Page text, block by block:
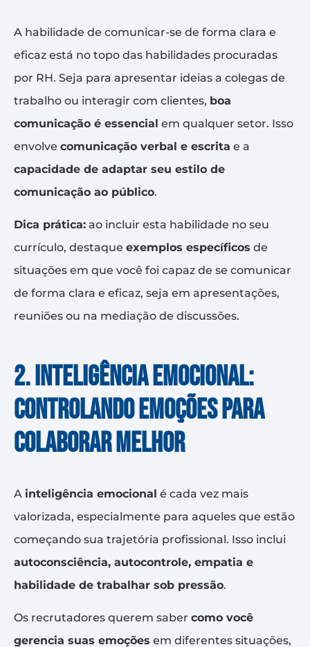
A habilidade de comunicar-se de forma clara e
eficaz está no topo das habilidades procuradas
por RH. Seja para apresentar ideias a colegas de
trabalho ou interagir com clientes, boa
comunicação é essencial em qualquer setor. Isso
envolve comunicação verbal e escrita e a
capacidade de adaptar seu estilo de
comunicação ao público.
Dica prática: ao incluir esta habilidade no seu
currículo, destaque exemplos específicos de
situações em que você foi capaz de se comunicar
de forma clara e eficaz, seja em apresentações,
reuniões ou na mediação de discussões.
2. Inteligência emocional:
controlando emoções para
colaborar melhor
A inteligência emocional é cada vez mais
valorizada, especialmente para aqueles que estão
começando sua trajetória profissional. Isso inclui
autoconsciência, autocontrole, empatia e
habilidade de trabalhar sob pressão.
Os recrutadores querem saber como você
gerencia suas emoções em diferentes situações,